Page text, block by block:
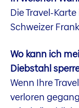
Die Travel-
Schweizer
Wo kann ich
Diebstahl
Wenn Ihre
verloren